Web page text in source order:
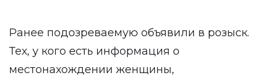
Ранее подозреваемую объявили в розыск.
Тех, у кого есть информация о
местонахождении женщины,